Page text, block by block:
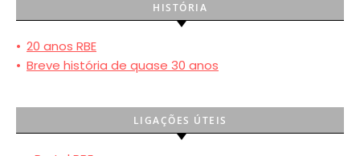
HISTÓRIA
• 20 anos RBE
• Breve história de quase 30 anos
LIGAÇÕES ÚTEIS